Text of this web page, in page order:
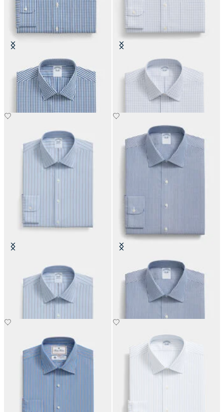
Camicia Regular Fit in Cotone con
Collo Ainsley
€89.40
Camicia Slim Fit Non-Iron in
Cotone con Collo Ainsley
Camicia Slim Fit Non-Iron Oxford
con Collo Ainsley
Camicia Slim Fit Non-Iron in
Cotone con Collo Ainsley